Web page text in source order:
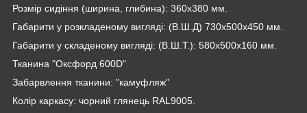
Розмір сидіння (ширина, глибина): 360х380 мм.
Габарити у розкладеному вигляді: (В.Ш.Д) 730х500х450 мм.
Габарити у складеному вигляді: (В.Ш.Т.): 580х500х160 мм.
Тканина "Оксфорд 600D"
Забарвлення тканини: "камуфляж"
Колір каркасу: чорний глянець RAL9005.